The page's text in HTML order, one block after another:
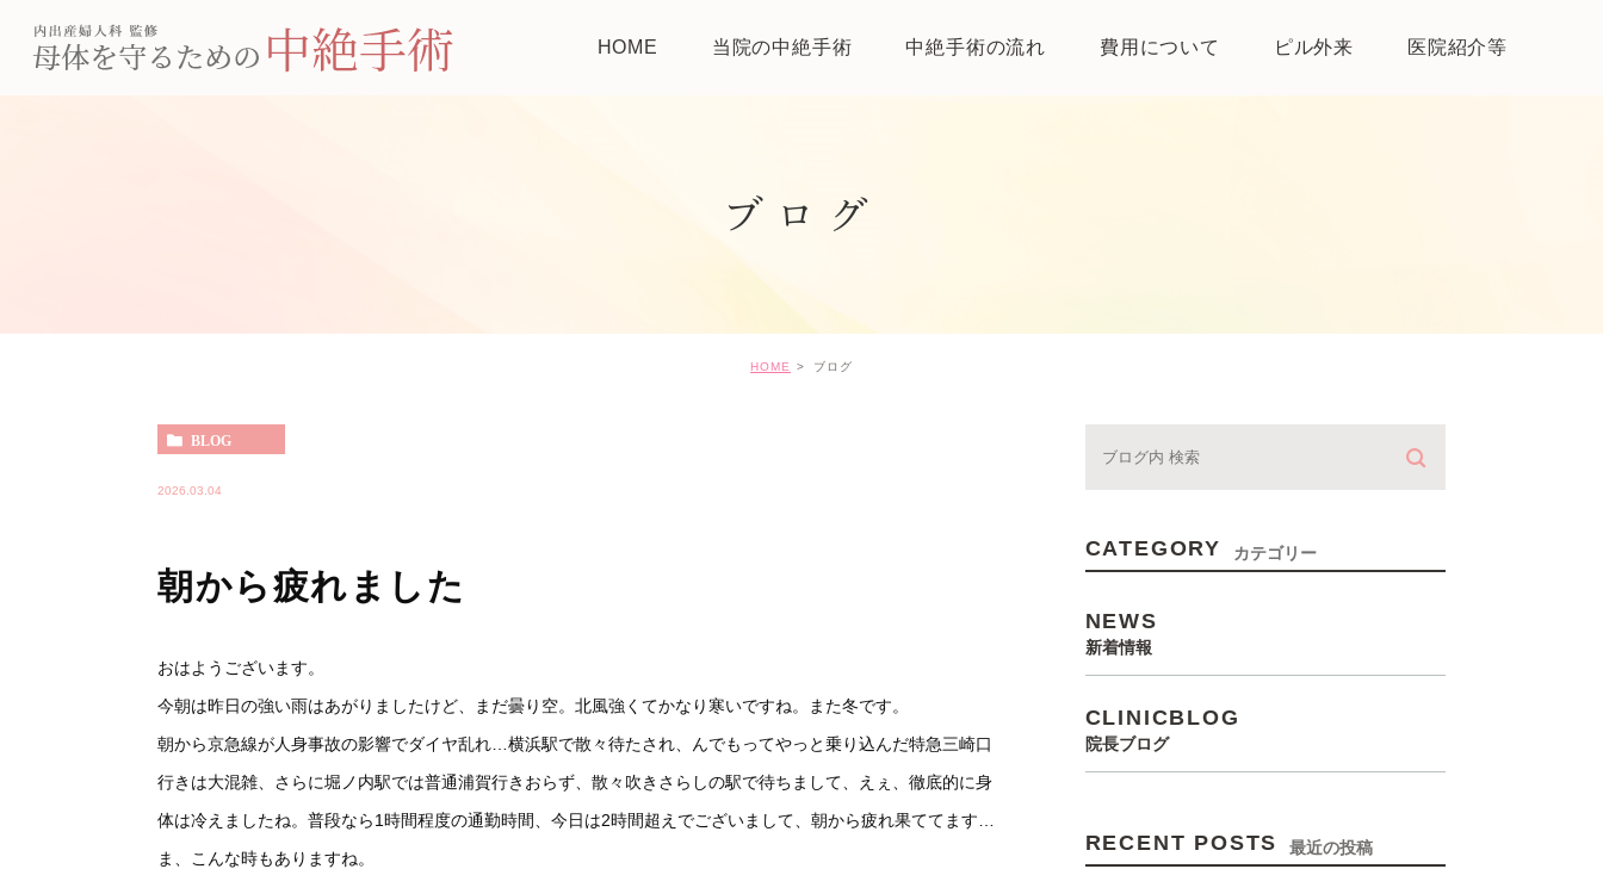
HOME 当院の中絶手術 中絶手術の流れ 費用について ピル外来 医院紹介等
ブログ
HOME ブログ
BLOG
2026.03.04
朝から疲れました
おはようございます。
今朝は昨日の強い雨はあがりましたけど、まだ曇り空。北風強くてかなり寒いですね。また冬です。
朝から京急線が人身事故の影響でダイヤ乱れ…横浜駅で散々待たされ、んでもってやっと乗り込んだ特急三崎口
行きは大混雑、さらに堀ノ内駅では普通浦賀行きおらず、散々吹きさらしの駅で待ちまして、えぇ、徹底的に身
体は冷えましたね。普段なら1時間程度の通勤時間、今日は2時間超えでございまして、朝から疲れ果ててます…
ま、こんな時もありますね。
CATEGORY カテゴリー
NEWS
新着情報
CLINICBLOG
院長ブログ
RECENT POSTS 最近の投稿